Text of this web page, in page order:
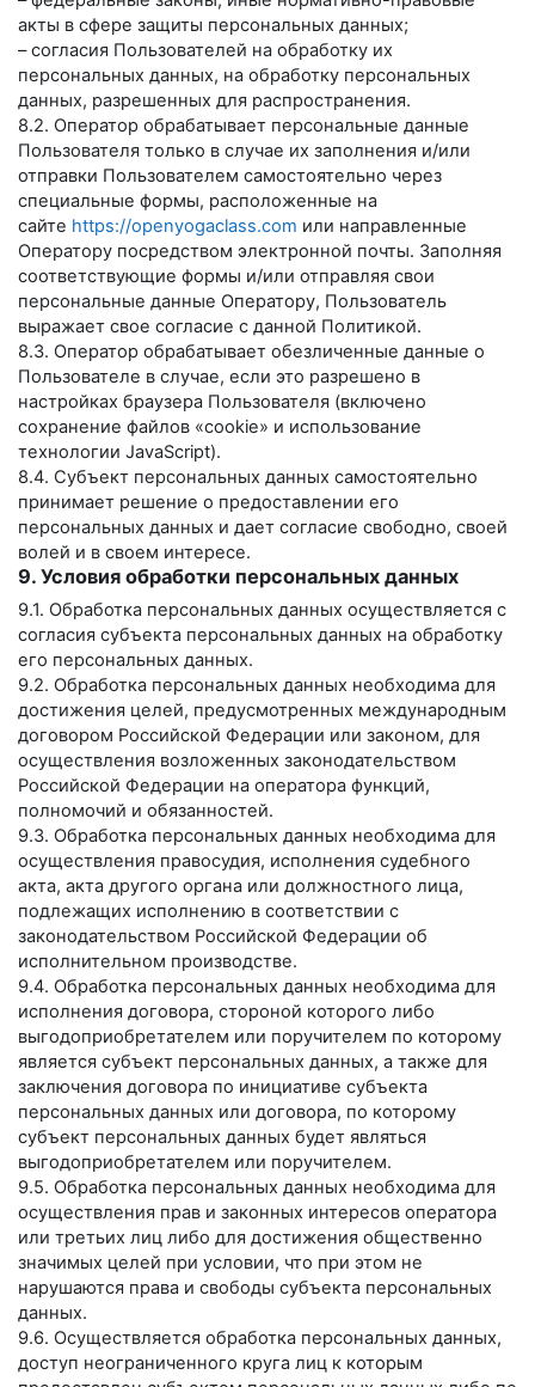
акты в сфере защиты персональных данных;
– согласия Пользователей на обработку их
персональных данных, на обработку персональных
данных, разрешенных для распространения.
8.2. Оператор обрабатывает персональные данные
Пользователя только в случае их заполнения и/или
отправки Пользователем самостоятельно через
специальные формы, расположенные на
сайте https://openyogaclass.com или направленные
Оператору посредством электронной почты. Заполняя
соответствующие формы и/или отправляя свои
персональные данные Оператору, Пользователь
выражает свое согласие с данной Политикой.
8.3. Оператор обрабатывает обезличенные данные о
Пользователе в случае, если это разрешено в
настройках браузера Пользователя (включено
сохранение файлов «cookie» и использование
технологии JavaScript).
8.4. Субъект персональных данных самостоятельно
принимает решение о предоставлении его
персональных данных и дает согласие свободно, своей
волей и в своем интересе.
9. Условия обработки персональных данных
9.1. Обработка персональных данных осуществляется с
согласия субъекта персональных данных на обработку
его персональных данных.
9.2. Обработка персональных данных необходима для
достижения целей, предусмотренных международным
договором Российской Федерации или законом, для
осуществления возложенных законодательством
Российской Федерации на оператора функций,
полномочий и обязанностей.
9.3. Обработка персональных данных необходима для
осуществления правосудия, исполнения судебного
акта, акта другого органа или должностного лица,
подлежащих исполнению в соответствии с
законодательством Российской Федерации об
исполнительном производстве.
9.4. Обработка персональных данных необходима для
исполнения договора, стороной которого либо
выгодоприобретателем или поручителем по которому
является субъект персональных данных, а также для
заключения договора по инициативе субъекта
персональных данных или договора, по которому
субъект персональных данных будет являться
выгодоприобретателем или поручителем.
9.5. Обработка персональных данных необходима для
осуществления прав и законных интересов оператора
или третьих лиц либо для достижения общественно
значимых целей при условии, что при этом не
нарушаются права и свободы субъекта персональных
данных.
9.6. Осуществляется обработка персональных данных,
доступ неограниченного круга лиц к которым